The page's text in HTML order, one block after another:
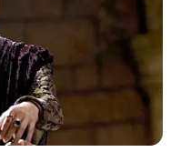
PAISA
CRIMEN
MEDELLÍN